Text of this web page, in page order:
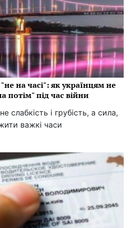
на часі": як українцям не
потім" під час війни
слабкість і грубість, а сила,
важкі часи